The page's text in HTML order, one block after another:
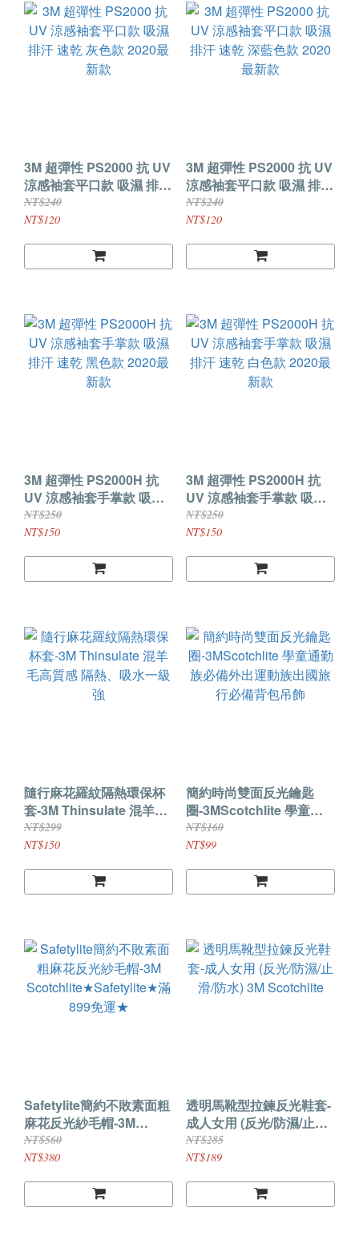
3M 超彈性 PS2000 抗 UV
涼感袖套平口款 吸濕 排汗
速乾 灰色款 2020最新款
NT$240
NT$120
3M 超彈性 PS2000 抗 UV
涼感袖套平口款 吸濕 排汗
速乾 深藍色款 2020最新
款
NT$240
NT$120
3M 超彈性 PS2000H 抗
UV 涼感袖套手掌款 吸濕
排汗 速乾 黑色款 2020最
新款
NT$250
NT$150
3M 超彈性 PS2000H 抗
UV 涼感袖套手掌款 吸濕
排汗 速乾 白色款 2020最
新款
NT$250
NT$150
隨行麻花羅紋隔熱環保杯
套-3M Thinsulate 混羊毛
高質感 隔熱、吸水一級強
NT$299
NT$150
簡約時尚雙面反光鑰匙
圈-3MScotchlite 學童通
勤族必備外出運動族出國
旅行必備背包吊飾
NT$160
NT$99
Safetylite簡約不敗素面粗
麻花反光紗毛帽-3M
Scotchlite★Safetylite★
滿899免運★
NT$560
NT$380
透明馬靴型拉鍊反光鞋套-
成人女用 (反光/防濕/止滑/
防水) 3M Scotchlite
NT$285
NT$189